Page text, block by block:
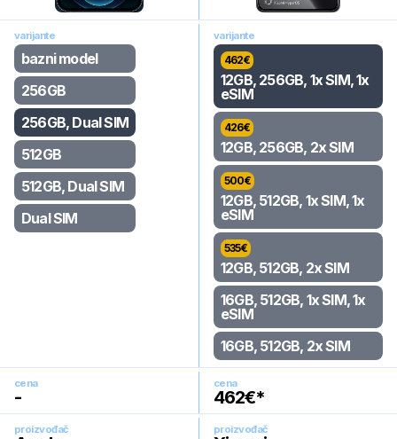
varijante
bazni model
256GB
256GB, Dual SIM
512GB
512GB, Dual SIM
Dual SIM
varijante
462€
12GB, 256GB, 1x SIM, 1x
eSIM
426€
12GB, 256GB, 2x SIM
500€
12GB, 512GB, 1x SIM, 1x
eSIM
535€
12GB, 512GB, 2x SIM
16GB, 512GB, 1x SIM, 1x
eSIM
16GB, 512GB, 2x SIM
cena
-
cena
462€*
proizvođač proizvođač